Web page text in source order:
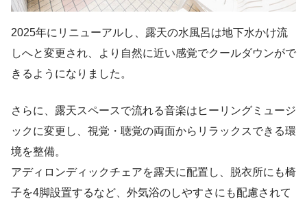
2025年にリニューアルし、露天の水風呂は地下水かけ流
しへと変更され、より自然に近い感覚でクールダウンがで
きるようになりました。
さらに、露天スペースで流れる音楽はヒーリングミュージ
ックに変更し、視覚・聴覚の両面からリラックスできる環
境を整備。
アディロンディックチェアを露天に配置し、脱衣所にも椅
子を4脚設置するなど、外気浴のしやすさにも配慮されて